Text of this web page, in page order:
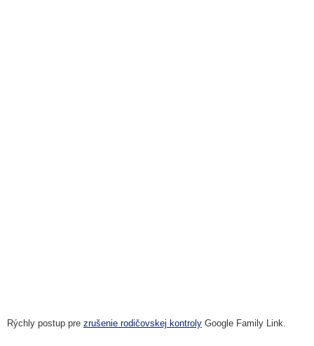
Rýchly postup pre zrušenie rodičovskej kontroly Google Family Link.